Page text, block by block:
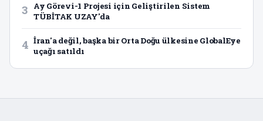
3
Ay Görevi-1 Projesi için Geliştirilen Sistem
TÜBİTAK UZAY'da
4 İran'a değil, başka bir Orta Doğu ülkesine GlobalEye
uçağı satıldı